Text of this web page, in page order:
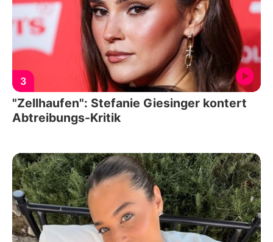
3
"Zellhaufen": Stefanie Giesinger kontert
Abtreibungs-Kritik